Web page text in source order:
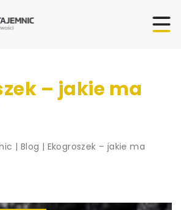
– jakie ma
| Blog | Ekogroszek – jakie ma